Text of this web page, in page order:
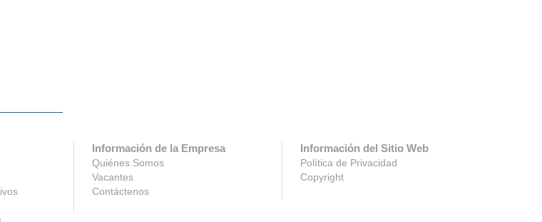
Información de la Empresa
Quiénes Somos
Vacantes
Contáctenos
Información del Sitio Web
Política de Privacidad
Copyright